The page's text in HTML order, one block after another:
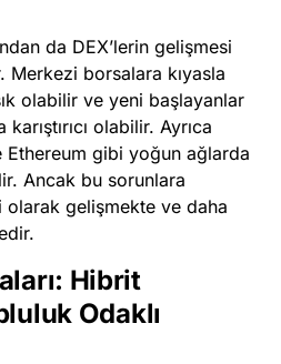
da DEX’lerin gelişmesi
Merkezi borsalara kıyasla
olabilir ve yeni başlayanlar
olabilir. Ayrıca
gibi yoğun ağlarda
Ancak bu sorunlara
olarak gelişmekte ve daha
Hibrit
Odaklı